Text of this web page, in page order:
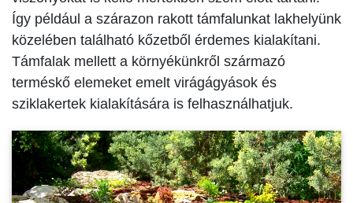
Így például a szárazon rakott támfalunkat lakhelyünk
közelében található kőzetből érdemes kialakítani.
Támfalak mellett a környékünkről származó
terméskő elemeket emelt virágágyások és
sziklakertek kialakítására is felhasználhatjuk.